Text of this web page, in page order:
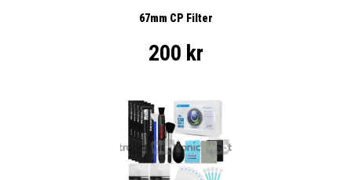
67mm CP Filter
200 kr